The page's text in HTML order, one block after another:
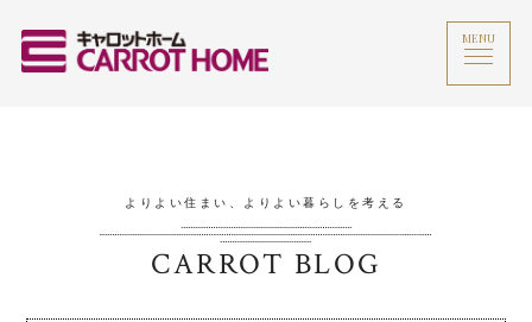
MENU
よりよい住まい、よりよい暮らしを考える
CARROT BLOG